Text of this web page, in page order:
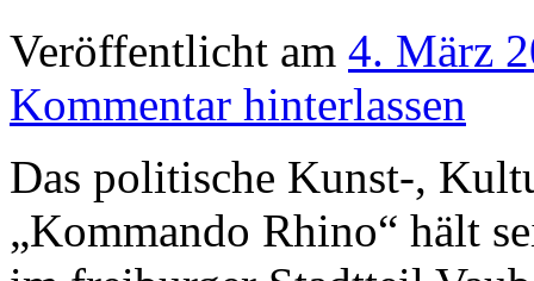
Veröffentlicht am 4. März
Kommentar hinterlassen
Das politische Kunst-,
„Kommando Rhino“ hält